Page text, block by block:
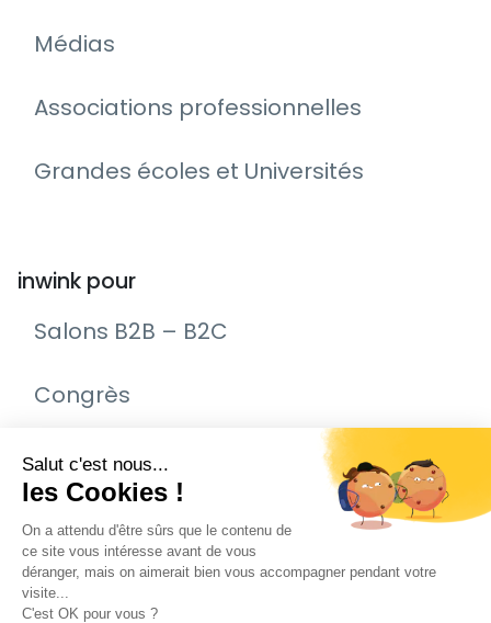
Médias
Associations professionnelles
Grandes écoles et Universités
inwink pour
Salons B2B – B2C
Congrès
Remise de prix – Awards
Journée Portes Ouvertes (JPO)